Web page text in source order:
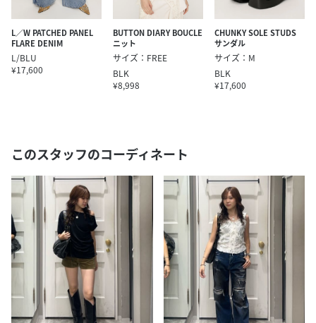
L／W PATCHED PANEL
FLARE DENIM
L/BLU
¥17,600
BUTTON DIARY BOUCLE
ニット
サイズ：FREE
BLK
¥8,998
CHUNKY SOLE STUDS
サンダル
サイズ：M
BLK
¥17,600
このスタッフのコーディネート